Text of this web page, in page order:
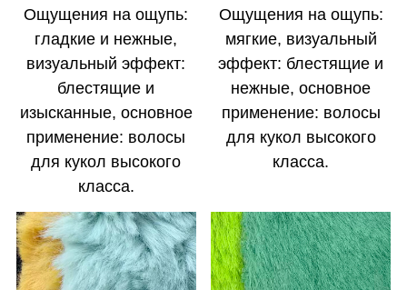
Ощущения на ощупь:
гладкие и нежные,
визуальный эффект:
блестящие и
изысканные, основное
применение: волосы
для кукол высокого
класса.
Ощущения на ощупь:
мягкие, визуальный
эффект: блестящие и
нежные, основное
применение: волосы
для кукол высокого
класса.